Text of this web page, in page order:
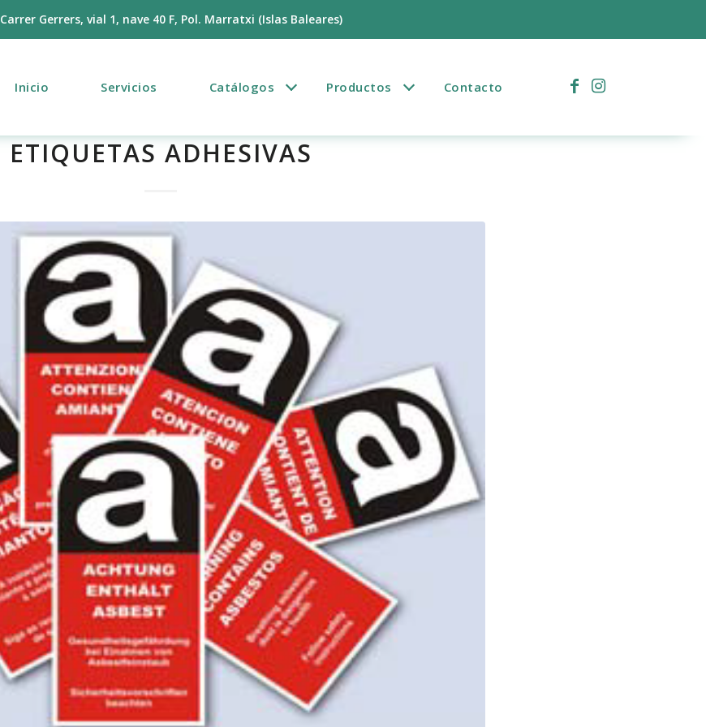
Carrer Gerrers, vial 1, nave 40 F, Pol. Marratxi (Islas Baleares)
Inicio Servicios Catálogos Productos Contacto
ETIQUETAS ADHESIVAS